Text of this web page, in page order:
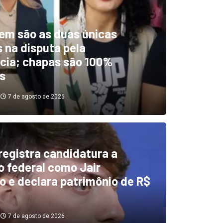
desvios de
emendas Pix
7 de agosto de 2026
são as duas únicas
na disputa pela
chapas são 100%
7 de agosto de 2026
candidatura a
federal como Jair
e declara patrimônio de R$
7 de agosto de 2026